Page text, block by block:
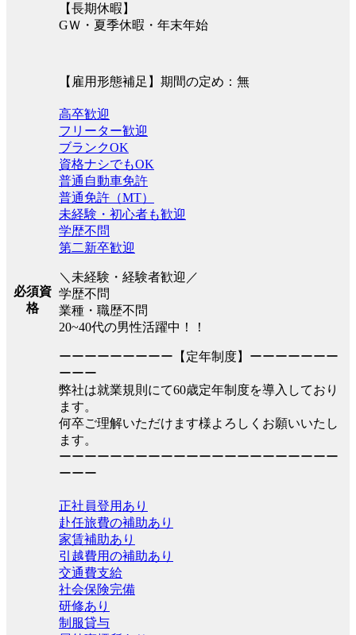
【長期休暇】
GＷ・夏季休暇・年末年始
【雇用形態補足】期間の定め：無
必須資
格
高卒歓迎
フリーター歓迎
ブランクOK
資格ナシでもOK
普通自動車免許
普通免許（MT）
未経験・初心者も歓迎
学歴不問
第二新卒歓迎
＼未経験・経験者歓迎／
学歴不問
業種・職歴不問
20~40代の男性活躍中！！
ーーーーーーーーー【定年制度】ーーーーーーー
ーーー
弊社は就業規則にて60歳定年制度を導入しており
ます。
何卒ご理解いただけます様よろしくお願いいたし
ます。
ーーーーーーーーーーーーーーーーーーーーーー
ーーー
正社員登用あり
赴任旅費の補助あり
家賃補助あり
引越費用の補助あり
交通費支給
社会保険完備
研修あり
制服貸与